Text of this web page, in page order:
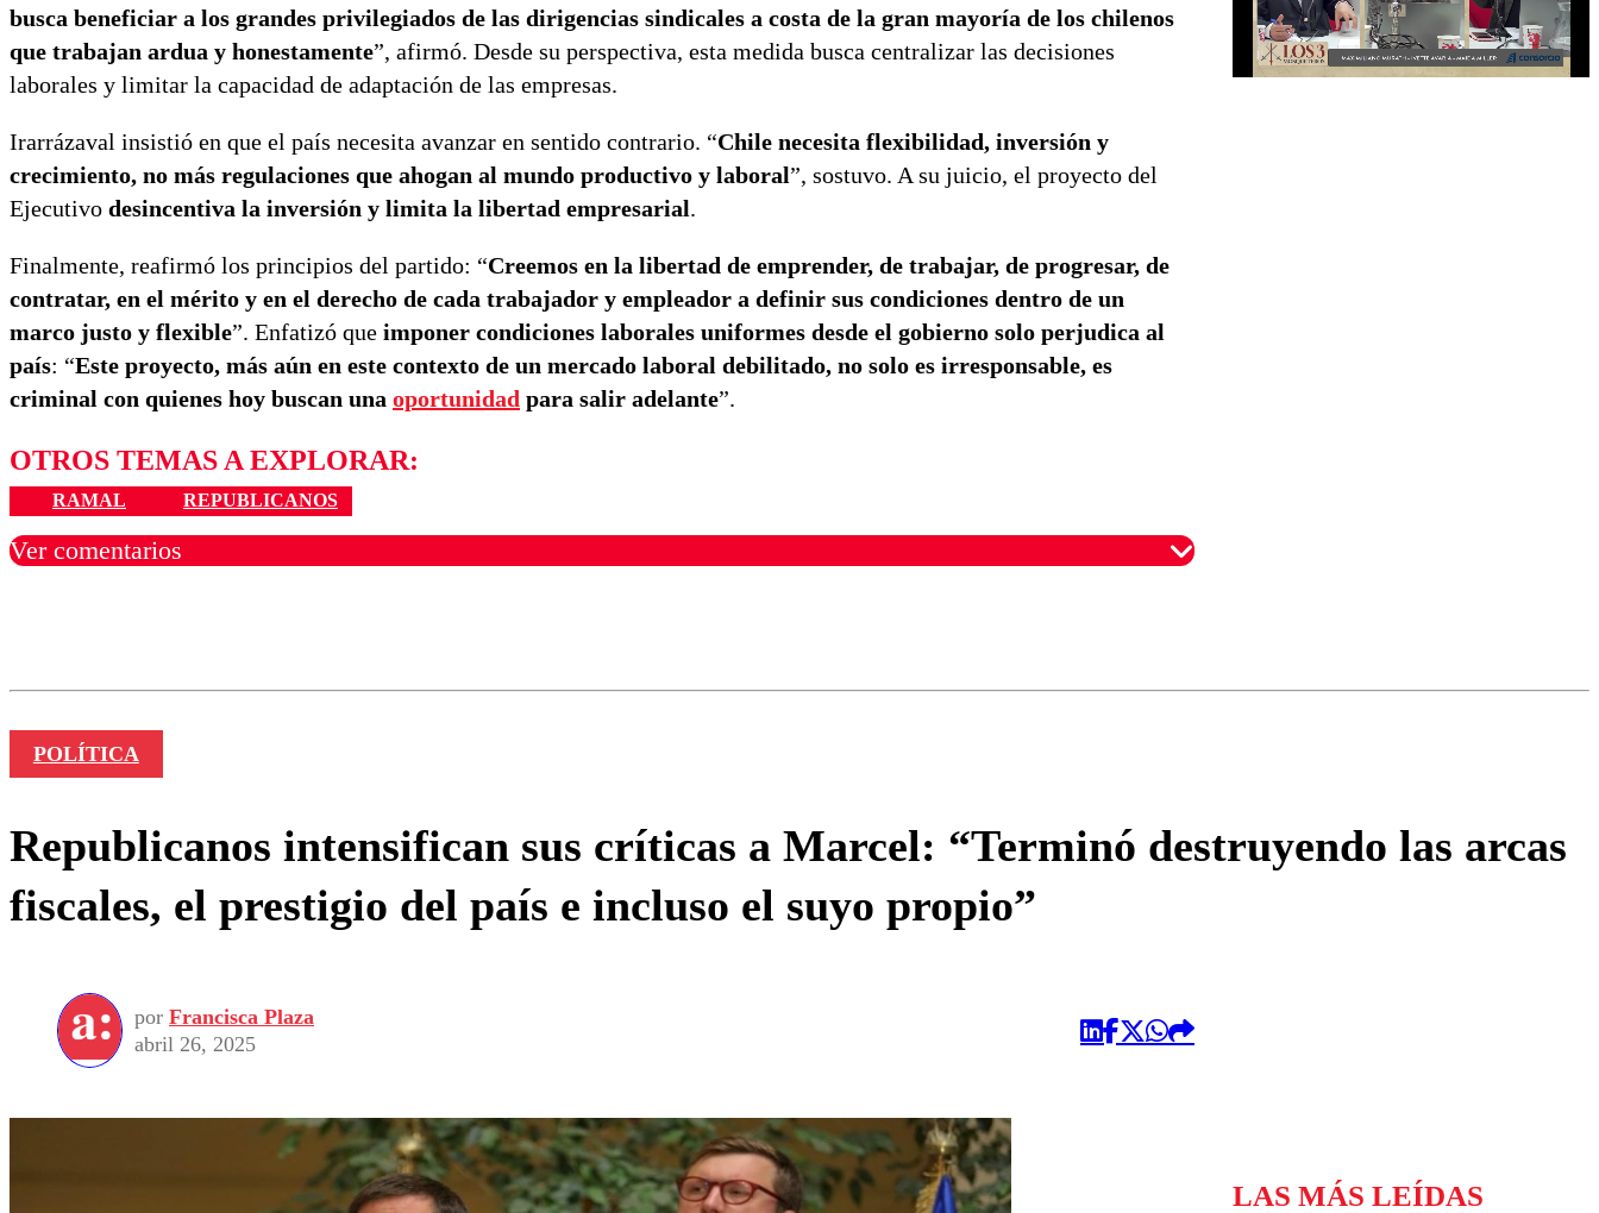
busca beneficiar a los grandes privilegiados de las dirigencias sindicales a costa de la gran mayoría de los chilenos
que trabajan ardua y honestamente”, afirmó. Desde su perspectiva, esta medida busca centralizar las decisiones
laborales y limitar la capacidad de adaptación de las empresas.
Irarrázaval insistió en que el país necesita avanzar en sentido contrario. “Chile necesita flexibilidad, inversión y
crecimiento, no más regulaciones que ahogan al mundo productivo y laboral”, sostuvo. A su juicio, el proyecto del
Ejecutivo desincentiva la inversión y limita la libertad empresarial.
Finalmente, reafirmó los principios del partido: “Creemos en la libertad de emprender, de trabajar, de progresar, de
contratar, en el mérito y en el derecho de cada trabajador y empleador a definir sus condiciones dentro de un
marco justo y flexible”. Enfatizó que imponer condiciones laborales uniformes desde el gobierno solo perjudica al
país: “Este proyecto, más aún en este contexto de un mercado laboral debilitado, no solo es irresponsable, es
criminal con quienes hoy buscan una oportunidad para salir adelante”.
OTROS TEMAS A EXPLORAR:
RAMAL REPUBLICANOS
Ver comentarios
POLÍTICA
Republicanos intensifican sus críticas a Marcel: “Terminó destruyendo las arcas
fiscales, el prestigio del país e incluso el suyo propio”
por Francisca Plaza
abril 26, 2025
LAS MÁS LEÍDAS